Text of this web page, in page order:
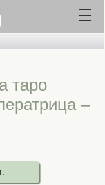
таро
–